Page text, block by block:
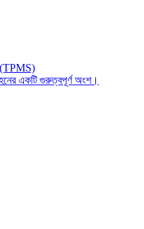
(TPMS)
একটি গুরুত্বপূর্ণ অংশ।